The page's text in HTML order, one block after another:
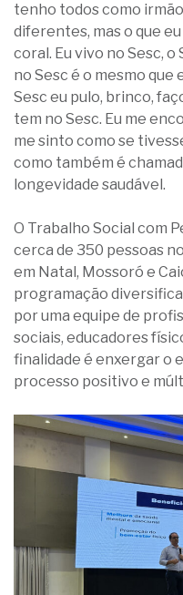
tenho todos como
diferentes, mas o que
coral. Eu vivo no Sesc, o
no Sesc é o mesmo que
Sesc eu pulo, brinco,
tem no Sesc. Eu me
me sinto como se
como também é
longevidade saudável.
O Trabalho Social com
cerca de 350 pessoas
em Natal, Mossoró e
programação
por uma equipe de
sociais, educadores
finalidade é enxergar o
processo positivo e